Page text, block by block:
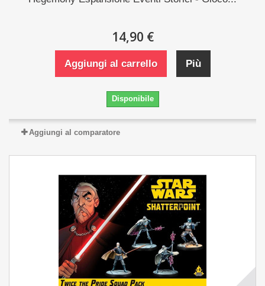
14,90 €
Aggiungi al carrello Più
Disponibile
Aggiungi al comparatore